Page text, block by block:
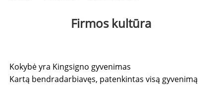
Firmos kultūra
Kokybė yra Kingsigno gyvenimas
Kartą bendradarbiavęs, patenkintas visą gyvenimą